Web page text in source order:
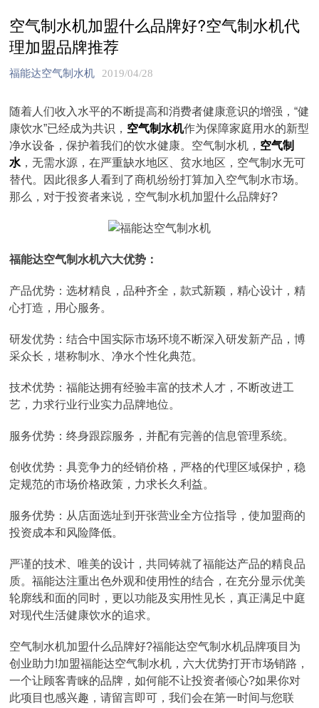
空气制水机加盟什么品牌好?空气制水机代
理加盟品牌推荐
福能达空气制水机 2019/04/28
随着人们收入水平的不断提高和消费者健康意识的增强，“健
康饮水”已经成为共识， 空气制水机作为保障家庭用水的新型
净水设备，保护着我们的饮水健康。空气制水机， 空气制
水 ，无需水源，在严重缺水地区、贫水地区，空气制水无可
替代。因此很多人看到了商机纷纷打算加入空气制水市场。
那么，对于投资者来说，空气制水机加盟什么品牌好?
福能达空气制水机六大优势：
产品优势：选材精良，品种齐全，款式新颖，精心设计，精
心打造，用心服务。
研发优势：结合中国实际市场环境不断深入研发新产品，博
采众长，堪称制水、净水个性化典范。
技术优势：福能达拥有经验丰富的技术人才，不断改进工
艺，力求行业行业实力品牌地位。
服务优势：终身跟踪服务，并配有完善的信息管理系统。
创收优势：具竞争力的经销价格，严格的代理区域保护，稳
定规范的市场价格政策，力求长久利益。
服务优势：从店面选址到开张营业全方位指导，使加盟商的
投资成本和风险降低。
严谨的技术、唯美的设计，共同铸就了福能达产品的精良品
质。福能达注重出色外观和使用性的结合，在充分显示优美
轮廓线和面的同时，更以功能及实用性见长，真正满足中庭
对现代生活健康饮水的追求。
空气制水机加盟什么品牌好?福能达空气制水机品牌项目为
创业助力!加盟福能达空气制水机，六大优势打开市场销路，
一个让顾客青睐的品牌，如何能不让投资者倾心?如果你对
此项目也感兴趣，请留言即可，我们会在第一时间与您联